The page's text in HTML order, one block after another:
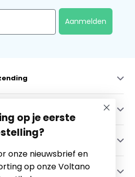
Aanmelden
op je eerste
onze nieuwsbrief en
op onze Voltano